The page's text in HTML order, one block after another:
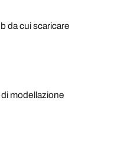
da cui scaricare
modellazione